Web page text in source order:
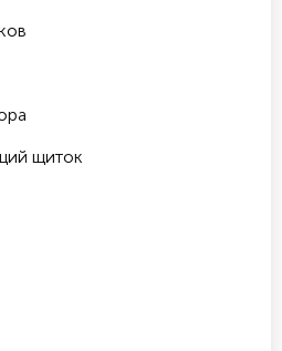
щиток